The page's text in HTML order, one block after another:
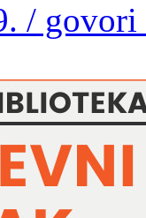
/ govori